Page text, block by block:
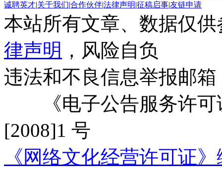
诚聘英才|关于我们|合作伙伴|法律声明|征稿启事|友链申请
本站所有文章、数据仅
律声明 ，风险自负
违法和不良信息举报邮箱
《电子公告服务许可
[2008]1 号
《网络文化经营许可证